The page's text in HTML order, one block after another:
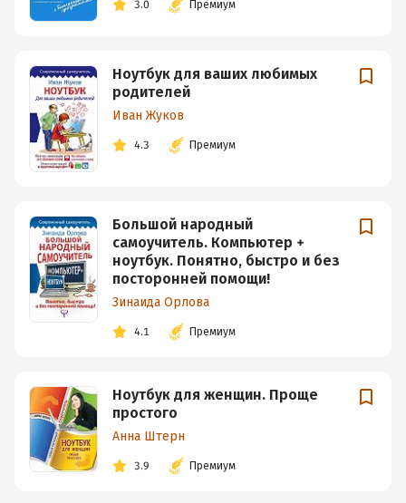
3.0 Премиум
Ноутбук для ваших любимых
родителей
Иван Жуков
4.3 Премиум
Большой народный
самоучитель. Компьютер +
ноутбук. Понятно, быстро и без
посторонней помощи!
Зинаида Орлова
4.1 Премиум
Ноутбук для женщин. Проще
простого
Анна Штерн
3.9 Премиум